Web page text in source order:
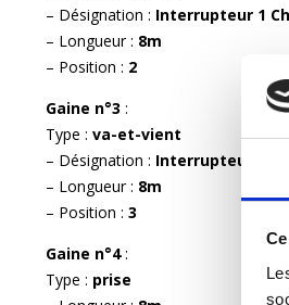
– Désignation : Interrupteur 1
– Longueur : 8m
– Position : 2
Gaine n°3 :
Type : va-et-vient
– Désignation : Interrupteur 2
– Longueur : 8m
– Position : 3
Gaine n°4:
Type : prise